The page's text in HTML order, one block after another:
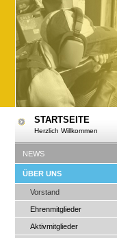
STARTSEITE
Herzlich Willkommen
NEWS
ÜBER UNS
Vorstand
Ehrenmitglieder
Aktivmitglieder